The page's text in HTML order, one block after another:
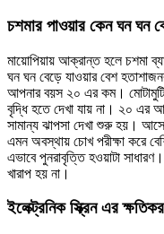
চশমার পাওয়ার কেন ঘন ঘন
মায়োপিয়ায় আক্রান্ত হলে চশমা
ঘন ঘন বেড়ে যাওয়ার বেশ
আপনার বয়স ২০ এর কম। মোটামুটি
বৃদ্ধি হতে দেখা যায় না। ২০ এর
সামান্য ঝাপসা দেখা শুরু হয়।
এমন অবস্থায় চোখ পরীক্ষা করে
এভাবে পুনরাবৃত্তি হওয়াটা
খারাপ হয় না।
ইলেক্ট্রনিক স্ক্রিন এর